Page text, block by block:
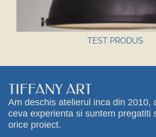
TEST PRODUS
TIFFANY ART
Am deschis atelierul inca din 2010,
ceva experienta si suntem pregatiti
orice proiect.